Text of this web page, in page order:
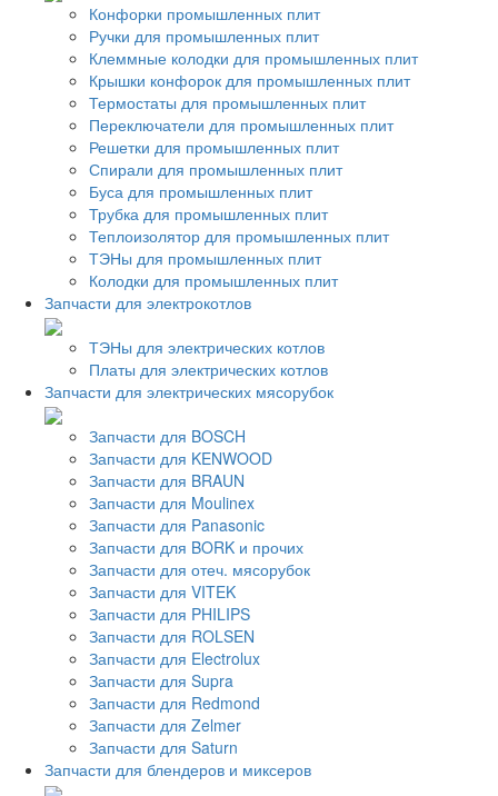
Конфорки промышленных плит
Ручки для промышленных плит
Клеммные колодки для промышленных плит
Крышки конфорок для промышленных плит
Термостаты для промышленных плит
Переключатели для промышленных плит
Решетки для промышленных плит
Спирали для промышленных плит
Буса для промышленных плит
Трубка для промышленных плит
Теплоизолятор для промышленных плит
ТЭНы для промышленных плит
Колодки для промышленных плит
Запчасти для электрокотлов
ТЭНы для электрических котлов
Платы для электрических котлов
Запчасти для электрических мясорубок
Запчасти для BOSCH
Запчасти для KENWOOD
Запчасти для BRAUN
Запчасти для Moulinex
Запчасти для Panasonic
Запчасти для BORK и прочих
Запчасти для отеч. мясорубок
Запчасти для VITEK
Запчасти для PHILIPS
Запчасти для ROLSEN
Запчасти для Electrolux
Запчасти для Supra
Запчасти для Redmond
Запчасти для Zelmer
Запчасти для Saturn
Запчасти для блендеров и миксеров